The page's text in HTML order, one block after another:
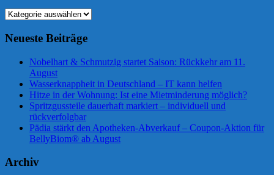
Kategorien
Neueste Beiträge
Nobelhart & Schmutzig startet Saison: Rückkehr am 11.
August
Wasserknappheit in Deutschland – IT kann helfen
Hitze in der Wohnung: Ist eine Mietminderung möglich?
Spritzgussteile dauerhaft markiert – individuell und
rückverfolgbar
Pädia stärkt den Apotheken-Abverkauf – Coupon-Aktion für
BellyBiom® ab August
Archiv